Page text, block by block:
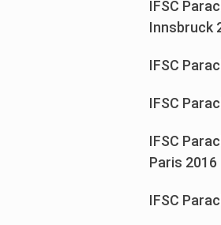
IFSC
Innsbruck
IFSC
IFSC
IFSC
Paris 2016
IFSC